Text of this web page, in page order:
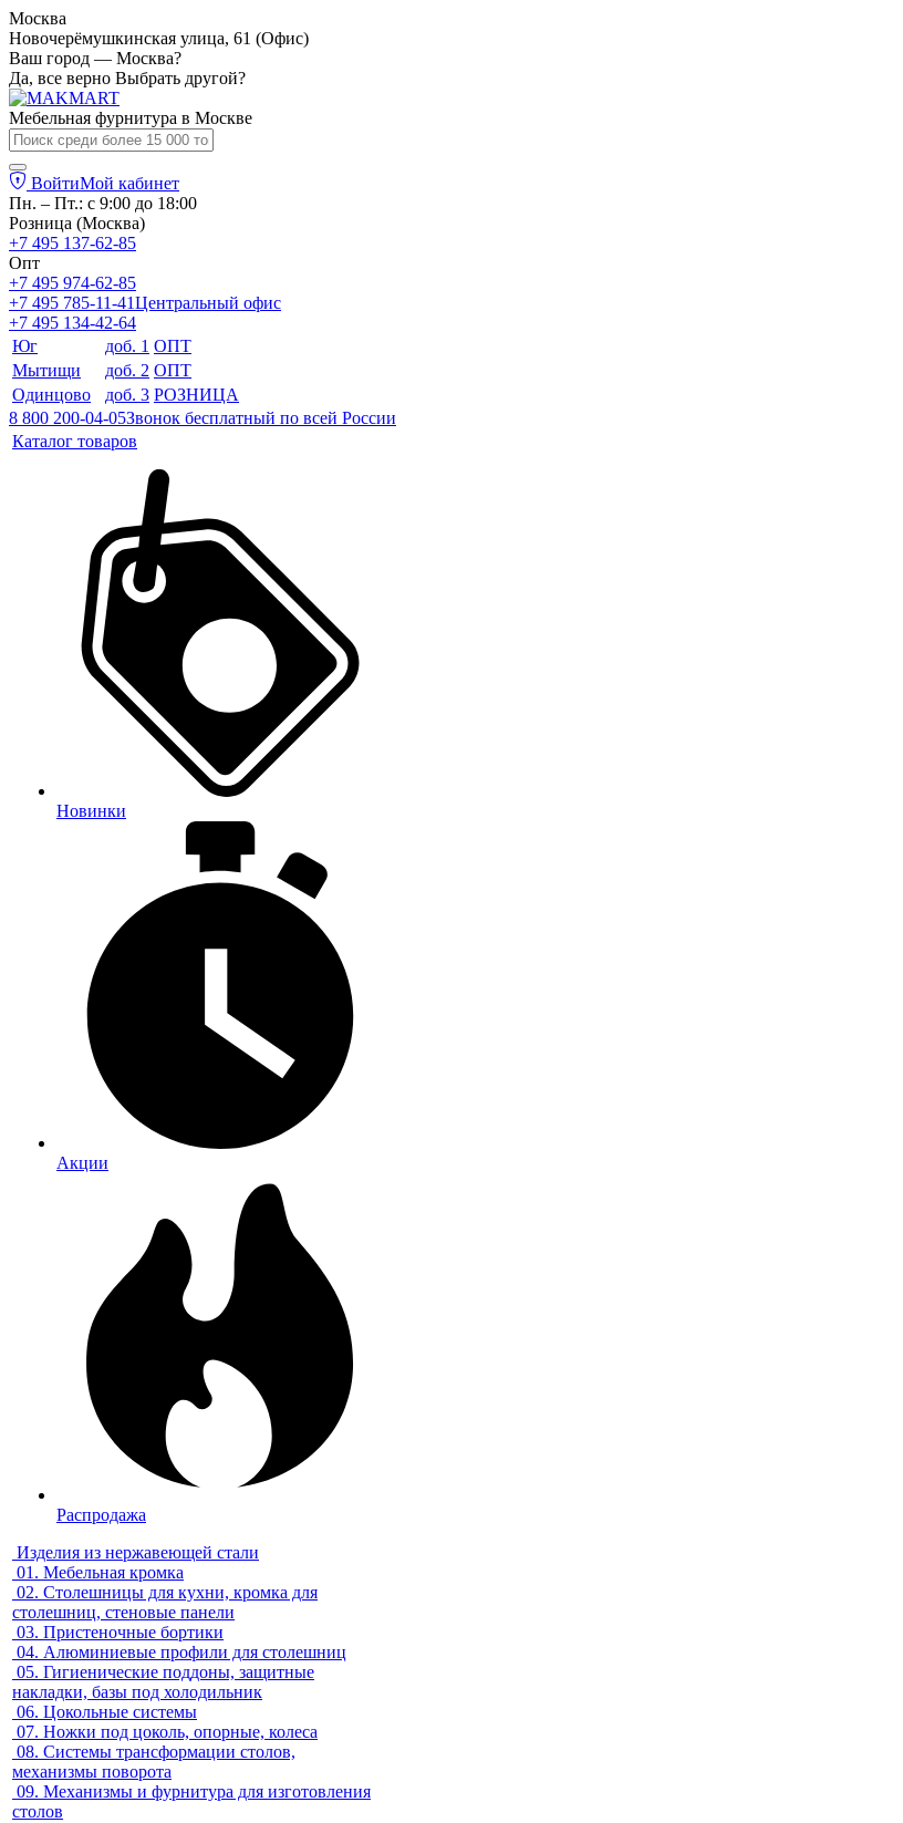
Москва
Новочерёмушкинская улица, 61 (Офис)
Ваш город — Москва?
Да, все верно Выбрать другой?
Мебельная фурнитура в Москве
ВойтиМой кабинет
Пн. – Пт.: с 9:00 до 18:00
Розница (Москва)
+7 495 137-62-85
Опт
+7 495 974-62-85
+7 495 785-11-41Центральный офис
+7 495 134-42-64
Юг
доб. 1 ОПТ
Мытищи
доб. 2 ОПТ
Одинцово
доб. 3 РОЗНИЦА
8 800 200-04-05Звонок бесплатный по всей России
Каталог товаров
Новинки
Акции
Распродажа
Изделия из нержавеющей стали
01. Мебельная кромка
02. Столешницы для кухни, кромка для
столешниц, стеновые панели
03. Пристеночные бортики
04. Алюминиевые профили для столешниц
05. Гигиенические поддоны, защитные
накладки, базы под холодильник
06. Цокольные системы
07. Ножки под цоколь, опорные, колеса
08. Системы трансформации столов,
механизмы поворота
09. Механизмы и фурнитура для изготовления
столов